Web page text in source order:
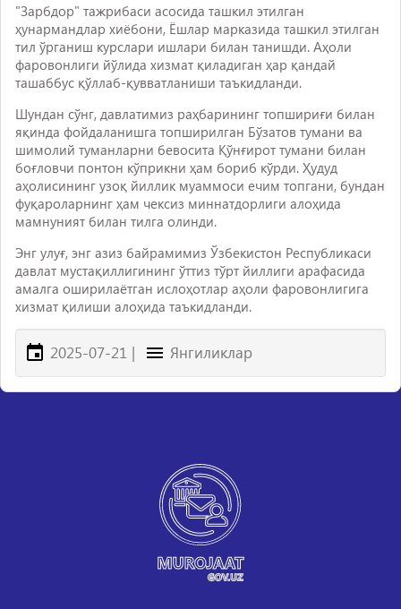
"Зарбдор" тажрибаси асосида ташкил этилган
ҳунармандлар хиёбони, Ёшлар марказида ташкил этилган
тил ўрганиш курслари ишлари билан танишди. Аҳоли
фаровонлиги йўлида хизмат қиладиган ҳар қандай
ташаббус қўллаб-қувватланиши таъкидланди.
Шундан сўнг, давлатимиз раҳбарининг топшириғи билан
яқинда фойдаланишга топширилган Бўзатов тумани ва
шимолий туманларни бевосита Қўнғирот тумани билан
боғловчи понтон кўприкни ҳам бориб кўрди. Ҳудуд
аҳолисининг узоқ йиллик муаммоси ечим топгани, бундан
фуқароларнинг ҳам чексиз миннатдорлиги алоҳида
мамнуният билан тилга олинди.
Энг улуғ, энг азиз байрамимиз Ўзбекистон Республикаси
давлат мустақиллигининг ўттиз тўрт йиллиги арафасида
амалга оширилаётган ислоҳотлар аҳоли фаровонлигига
хизмат қилиши алоҳида таъкидланди.
2025-07-21 | Янгиликлар